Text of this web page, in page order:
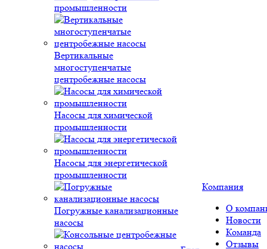
промышленности
Вертикальные
многоступенчатые
центробежные насосы
Насосы для химической
промышленности
Насосы для энергетической
промышленности
Погружные канализационные
насосы
Компания
О
Новости
Команда
Отзывы